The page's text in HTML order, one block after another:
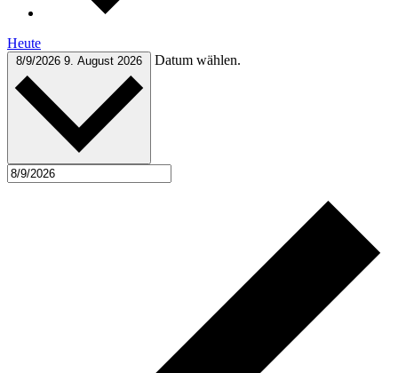
Heute
8/9/2026 9. August 2026 Datum wählen.